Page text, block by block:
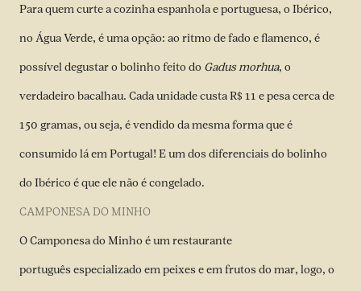
Para quem curte a cozinha espanhola e portuguesa, o Ibérico,
no Água Verde, é uma opção: ao ritmo de fado e flamenco, é
possível degustar o bolinho feito do Gadus morhua, o
verdadeiro bacalhau. Cada unidade custa R$ 11 e pesa cerca de
150 gramas, ou seja, é vendido da mesma forma que é
consumido lá em Portugal! E um dos diferenciais do bolinho
do Ibérico é que ele não é congelado.
CAMPONESA DO MINHO
O Camponesa do Minho é um restaurante
português especializado em peixes e em frutos do mar, logo, o